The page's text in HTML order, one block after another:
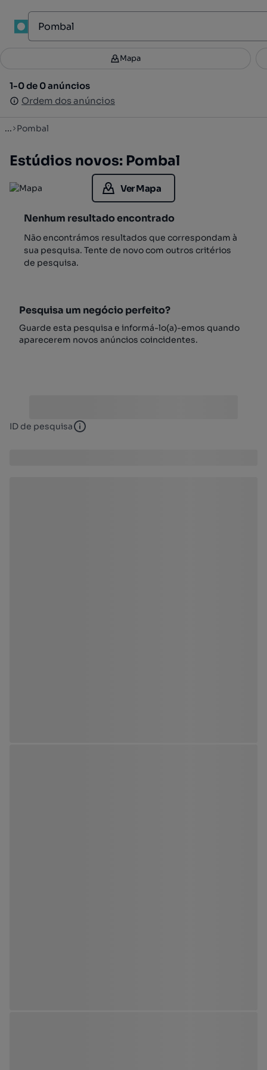
Filtros 3
1-0 de 0 anúncios
Ordem dos anúncios
Mapa
1-0 de 0 anúncios
Ordem dos anúncios
... Pombal
Estúdios novos: Pombal
Ver Mapa
Nenhum resultado encontrado
Não encontrámos resultados que correspondam à
sua pesquisa. Tente de novo com outros critérios
de pesquisa.
Pesquisa um negócio perfeito?
Guarde esta pesquisa e informá-lo(a)-emos quando
aparecerem novos anúncios coincidentes.
ID de pesquisa ID de pesquisa